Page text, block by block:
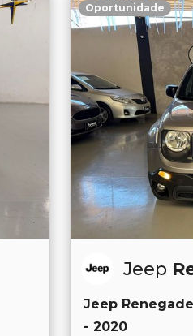
Oportunidade
Jeep
Jeep
- 2020